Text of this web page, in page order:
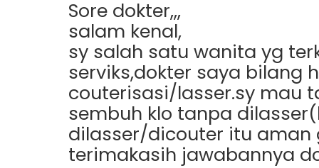
Sore dokter,,,
salam kenal,
sy salah satu wanita yg
serviks,dokter saya bilang
couterisasi/lasser.sy mau
sembuh klo tanpa
dilasser/dicouter itu aman
terimakasih jawabannya